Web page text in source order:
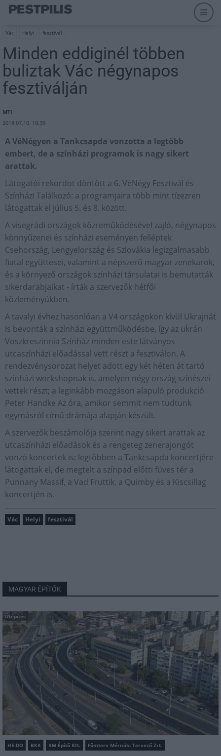
Vác Helyi fesztivál
Minden eddiginél többen
buliztak Vác négynapos
fesztiválján
MTI
2018.07.10. 10:39
A VéNégyen a Tankcsapda vonzotta a legtöbb
embert, de a színházi programok is nagy sikert
arattak.
Látogatói rekordot döntött a 6. VéNégy Fesztivál és
Színházi Találkozó: a programjaira több mint tízezren
látogattak el július 5. és 8. között.
A visegrádi országok közreműködésével zajló, négynapos
könnyűzenei és színházi eseményen felléptek
Csehország, Lengyelország és Szlovákia legizgalmasabb
fiatal együttesei, valamint a népszerű magyar zenekarok,
és a környező országok színházi társulatai is bemutatták
sikerdarabjaikat - írták a szervezők hétfői
közleményükben.
A tavalyi évhez hasonlóan a V4 országokon kívül Ukrajnát
is bevonták a színházi együttműködésbe, így az ukrán
Voszkreszinnia Színház minden este látványos
utcaszínházi előadással vett részt a fesztiválon. A
rendezvénysorozat helyet adott egy két héten át tartó
színházi workshopnak is, amelyen négy ország színészei
vettek részt; a leginkább mozgáson alapuló produkció
Peter Handke Az óra, amikor semmit nem tudtunk
egymásról című drámája alapján készült.
A szervezők beszámolója szerint nagy sikert arattak az
utcaszínházi előadások és a rengeteg zenerajongót
vonzó koncertek is: legtöbben a Tankcsapda koncertjére
látogattak el, de megtelt a színpad előtti füves tér a
Punnany Massif, a Vad Fruttik, a Quimby és a Kiscsillag
koncertjén is.
Vác Helyi fesztivál
MAGYAR ÉPÍTŐK
Útépítés
HE-DO BKK KM Építő Kft. Főmterv Mérnöki Tervező Zrt.